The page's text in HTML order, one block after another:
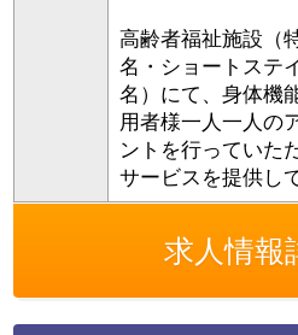
高齢者福祉施設（
名・ショートステ
名）にて、身体機
用者様一人一人の
ントを行っていた
サービスを提供し
求人情報